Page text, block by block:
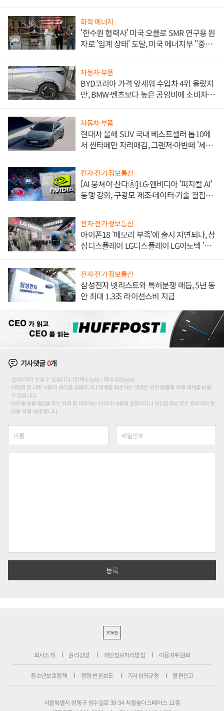
화학·에너지
'한수원 협력사' 미국 오클로 SMR 연구용 원
자로 '임계 상태' 도달, 미국 에너지부 "중요
자동차·부품
BYD코리아 가격 앞세워 수입차 4위 올랐지
만, BMW·벤츠보다 높은 공임비에 소비자
자동차·부품
현대차 올해 SUV 국내 베스트셀러 톱10에
서 싼타페만 자리매김, 그랜저·아반떼 '세단
전자·전기·정보통신
[AI 뭉쳐야 산다⑧] LG·엔비디아 '피지컬 AI'
동맹 강화, 구광모 제조·데이터·기술 결집
전자·전기·정보통신
아이폰18 '메모리 부족'에 출시 지연되나, 삼
성디스플레이 LG디스플레이 LG이노텍 '탈
전자·전기·정보통신
삼성전자 넷리스트와 특허분쟁 매듭, 5년 동
안 최대 1.3조 라이선스비 지급
기사댓글0개
200자까지 쓰실 수 있습니다. (현재 0 byte / 최대 400byte)
저작권 등 다른 사람의 권리를 침해하거나 명예를 훼손하는 댓글은 관련 법률에 의해 제재를 받을
수 있습니다.
타인에게 불쾌감을 주는 욕설 등 비하하는 단어가 내용에 포함되거나 인신공격성 글은 관리자의 판
단에 의해 삭제 합니다.
PC버전
회사소개 윤리강령 개인정보처리방침 이용자위원회
청소년보호정책 정정·반론보도 기사심의규정 불편신고
서울특별시 성동구 성수일로 39-34 서울숲더스페이스 12층